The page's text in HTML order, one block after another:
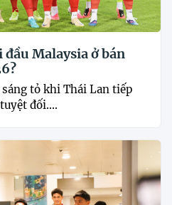
Malaysia ở bán
sáng tỏ khi Thái Lan tiếp
đối....